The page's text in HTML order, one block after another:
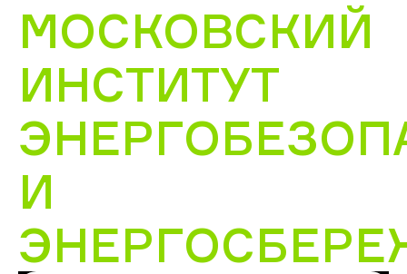
МОСКОВСКИЙ
ИНСТИТУТ
И